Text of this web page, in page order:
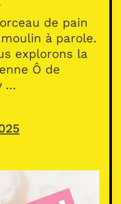
de pain
à parole.
explorons la
Ô de
…